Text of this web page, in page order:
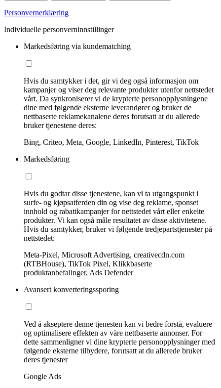
Personvernerklæring
Individuelle personverninnstillinger
Markedsføring via kundematching
Hvis du samtykker i det, gir vi deg også informasjon om
kampanjer og viser deg relevante produkter utenfor nettstedet
vårt. Da synkroniserer vi de krypterte personopplysningene
dine med følgende eksterne leverandører og bruker de
nettbaserte reklamekanalene deres forutsatt at du allerede
bruker tjenestene deres:
Bing, Criteo, Meta, Google, LinkedIn, Pinterest, TikTok
Markedsføring
Hvis du godtar disse tjenestene, kan vi ta utgangspunkt i
surfe- og kjøpsatferden din og vise deg reklame, sponset
innhold og rabattkampanjer for nettstedet vårt eller enkelte
produkter. Vi kan også måle resultatet av disse aktivitetene.
Hvis du samtykker, bruker vi følgende tredjepartstjenester på
nettstedet:
Meta-Pixel, Microsoft Advertising, creativecdn.com
(RTBHouse), TikTok Pixel, Klikkbaserte
produktanbefalinger, Ads Defender
Avansert konverteringssporing
Ved å akseptere denne tjenesten kan vi bedre forstå, evaluere
og optimalisere effekten av våre nettbaserte annonser. For
dette sammenligner vi dine krypterte personopplysninger med
følgende eksterne tilbydere, forutsatt at du allerede bruker
deres tjenester
Google Ads